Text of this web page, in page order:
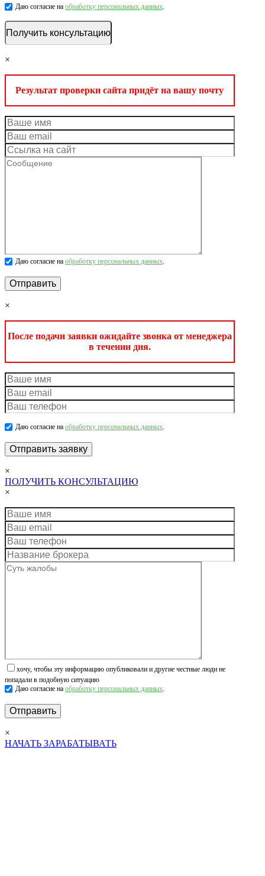
Даю согласие на обработку персональных данных.
×
Результат проверки сайта придёт на вашу почту
Даю согласие на обработку персональных данных.
×
После подачи заявки ожидайте звонка от менеджера
в течении дня.
Даю согласие на обработку персональных данных.
×
ПОЛУЧИТЬ КОНСУЛЬТАЦИЮ
×
хочу, чтобы эту информацию опубликовали и другие честные люди не
попадали в подобную ситуацию
Даю согласие на обработку персональных данных.
×
НАЧАТЬ ЗАРАБАТЫВАТЬ